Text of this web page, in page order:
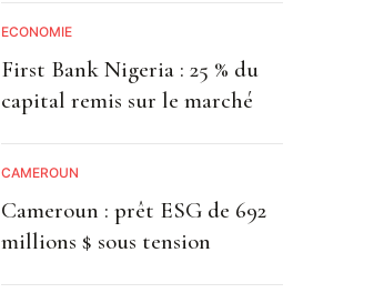
ECONOMIE
First Bank Nigeria : 25 % du
capital remis sur le marché
CAMEROUN
Cameroun : prêt ESG de 692
millions $ sous tension